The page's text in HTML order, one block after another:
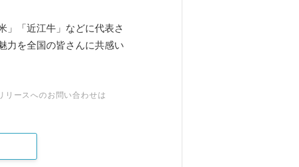
」「近江牛」などに代表さ
力を全国の皆さんに共感い
リースへのお問い合わせは